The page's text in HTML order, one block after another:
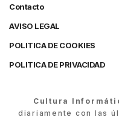
Contacto
AVISO LEGAL
POLITICA DE COOKIES
POLITICA DE PRIVACIDAD
Cultura
diariamente con las